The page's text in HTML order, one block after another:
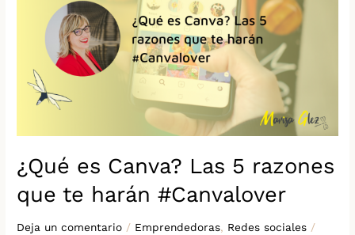
¿Qué es Canva? Las 5 razones
que te harán #Canvalover
Deja un comentario / Emprendedoras, Redes sociales /
harán
#Canvalover